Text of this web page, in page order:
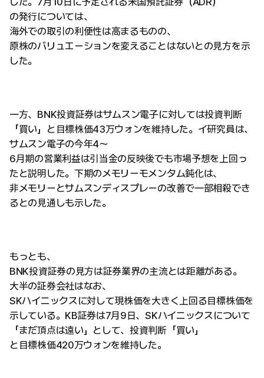
の発行については、
海外での取引の利便性は高まるものの、
原株のバリュエーションを変えることはないとの見方を示
した。
一方、BNK投資証券はサムスン電子に対しては投資判断
「買い」と目標株価43万ウォンを維持した。イ研究員は、
サムスン電子の今年4〜
6月期の営業利益は引当金の反映後でも市場予想を上回っ
たと説明した。下期のメモリーモメンタム鈍化は、
非メモリーとサムスンディスプレーの改善で一部相殺でき
るとの見通しも示した。
もっとも、
BNK投資証券の見方は証券業界の主流とは距離がある。
大半の証券会社はなお、
SKハイニックスに対して現株価を大きく上回る目標株価を
示している。KB証券は7月9日、SKハイニックスについて
「まだ頂点は遠い」として、投資判断「買い」
と目標株価420万ウォンを維持した。